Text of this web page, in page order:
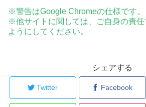
※警告はGoogle Chromeの仕様です。
※他サイトに関しては、ご自身の責任
ようにしてください。
シェアする
Twitter Facebook